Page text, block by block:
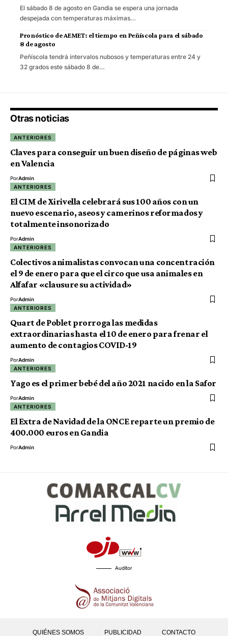
El sábado 8 de agosto en Gandia se espera una jornada
despejada con temperaturas máximas…
Pronóstico de AEMET: el tiempo en Peñíscola para el sábado
8 de agosto
Peñíscola tendrá intervalos nubosos y temperaturas entre 24 y
32 grados este sábado 8 de…
Otras noticias
ANTERIORES
Claves para conseguir un buen diseño de páginas web
en Valencia
PorAdmin
ANTERIORES
El CIM de Xirivella celebrará sus 100 años con un
nuevo escenario, aseos y camerinos reformados y
totalmente insonorizado
PorAdmin
ANTERIORES
Colectivos animalistas convocan una concentración
el 9 de enero para que el circo que usa animales en
Alfafar «clausure su actividad»
PorAdmin
ANTERIORES
Quart de Poblet prorroga las medidas
extraordinarias hasta el 10 de enero para frenar el
aumento de contagios COVID-19
PorAdmin
ANTERIORES
Yago es el primer bebé del año 2021 nacido en la Safor
PorAdmin
ANTERIORES
El Extra de Navidad de la ONCE reparte un premio de
400.000 euros en Gandia
PorAdmin
Auditor
QUIÉNES SOMOS PUBLICIDAD CONTACTO